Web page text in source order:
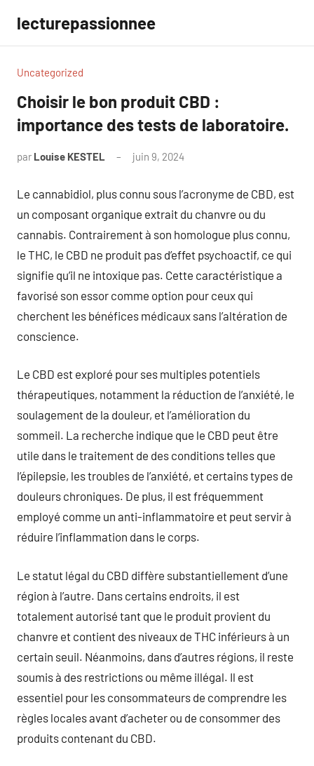
contenu
lecturepassionnee
Uncategorized
Choisir le bon produit CBD :
importance des tests de laboratoire.
par Louise KESTEL juin 9, 2024
Le cannabidiol, plus connu sous l’acronyme de CBD, est
un composant organique extrait du chanvre ou du
cannabis. Contrairement à son homologue plus connu,
le THC, le CBD ne produit pas d’effet psychoactif, ce qui
signifie qu’il ne intoxique pas. Cette caractéristique a
favorisé son essor comme option pour ceux qui
cherchent les bénéfices médicaux sans l’altération de
conscience.
Le CBD est exploré pour ses multiples potentiels
thérapeutiques, notamment la réduction de l’anxiété, le
soulagement de la douleur, et l’amélioration du
sommeil. La recherche indique que le CBD peut être
utile dans le traitement de des conditions telles que
l’épilepsie, les troubles de l’anxiété, et certains types de
douleurs chroniques. De plus, il est fréquemment
employé comme un anti-inflammatoire et peut servir à
réduire l’inflammation dans le corps.
Le statut légal du CBD diffère substantiellement d’une
région à l’autre. Dans certains endroits, il est
totalement autorisé tant que le produit provient du
chanvre et contient des niveaux de THC inférieurs à un
certain seuil. Néanmoins, dans d’autres régions, il reste
soumis à des restrictions ou même illégal. Il est
essentiel pour les consommateurs de comprendre les
règles locales avant d’acheter ou de consommer des
produits contenant du CBD.